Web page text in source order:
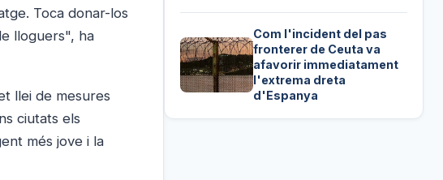
Toca donar-los
lloguers", ha
llei de mesures
ciutats els
més jove i la
Com l'incident del pas
fronterer de Ceuta va
afavorir immediatament
l'extrema dreta
d'Espanya